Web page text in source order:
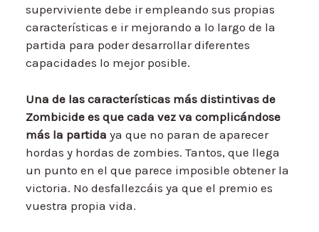
superviviente debe ir empleando sus propias
características e ir mejorando a lo largo de la
partida para poder desarrollar diferentes
capacidades lo mejor posible.
Una de las características más distintivas de
Zombicide es que cada vez va complicándose
más la partida ya que no paran de aparecer
hordas y hordas de zombies. Tantos, que llega
un punto en el que parece imposible obtener la
victoria. No desfallezcáis ya que el premio es
vuestra propia vida.